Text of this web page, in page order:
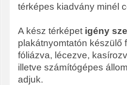
térképes kiadvány minél
A kész térképet igény
plakátnyomtatón készülő
fóliázva, lécezve,
illetve számítógépes
adjuk.